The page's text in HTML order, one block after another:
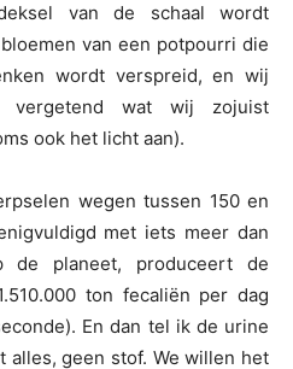
van de schaal wordt
van een potpourri die
wordt verspreid, en wij
vergetend wat wij zojuist
ook het licht aan).
wegen tussen 150 en
met iets meer dan
de planeet, produceert de
ton fecaliën per dag
En dan tel ik de urine
alles, geen stof. We willen het